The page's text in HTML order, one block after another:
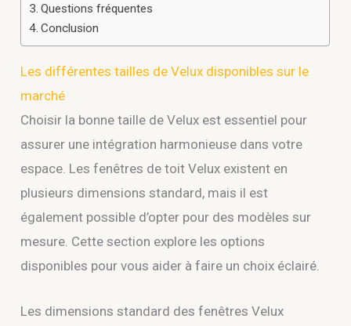
Questions fréquentes
Conclusion
Les différentes tailles de Velux disponibles sur le
marché
Choisir la bonne taille de Velux est essentiel pour
assurer une intégration harmonieuse dans votre
espace. Les fenêtres de toit Velux existent en
plusieurs dimensions standard, mais il est
également possible d’opter pour des modèles sur
mesure. Cette section explore les options
disponibles pour vous aider à faire un choix éclairé.
Les dimensions standard des fenêtres Velux